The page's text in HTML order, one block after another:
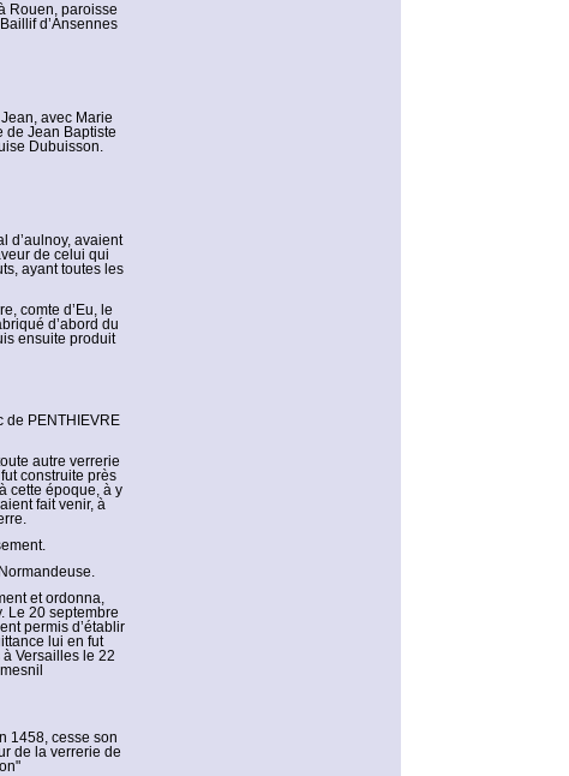
Rouen, paroisse
d’Ansennes
avec Marie
de Jean Baptiste
Dubuisson.
d’aulnoy, avaient
de celui qui
ayant toutes les
comte d’Eu, le
d’abord du
ensuite produit
de PENTHIEVRE
autre verrerie
construite près
cette époque, à y
fait venir, à
et ordonna,
Le 20 septembre
permis d’établir
lui en fut
Versailles le 22
1458, cesse son
de la verrerie de